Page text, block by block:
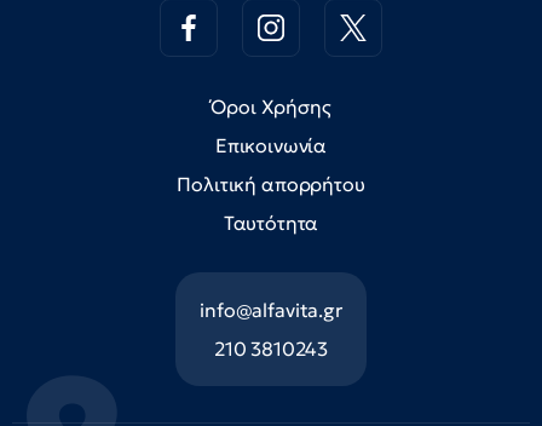
Όροι Χρήσης
Επικοινωνία
Πολιτική απορρήτου
Ταυτότητα
info@alfavita.gr
210 3810243